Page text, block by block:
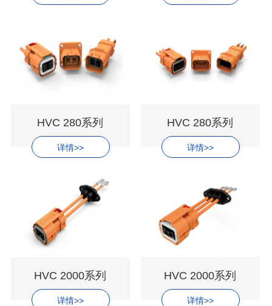
HVC 280系列
详情>>
HVC 280系列
详情>>
HVC 2000系列
详情>>
HVC 2000系列
详情>>